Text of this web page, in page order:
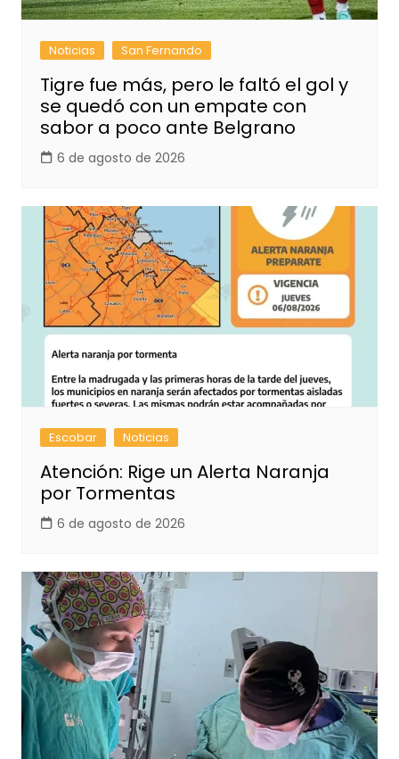
Noticias San Fernando
Tigre fue más, pero le faltó el gol y
se quedó con un empate con
sabor a poco ante Belgrano
6 de agosto de 2026
Escobar Noticias
Atención: Rige un Alerta Naranja
por Tormentas
6 de agosto de 2026